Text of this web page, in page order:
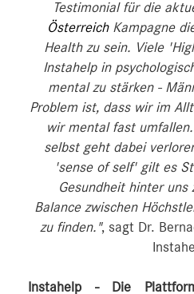
Testimonial für die
ÖsterreichKampagne
Health zu sein. Viele
Instahelp in
mental zu stärken -
Problem ist, dass wir im
wir mental fast
selbst geht dabei
'sense of self' gilt es
Gesundheit hinter uns
Balance zwischen
zu finden.", sagt Dr.
Instahelp - Die